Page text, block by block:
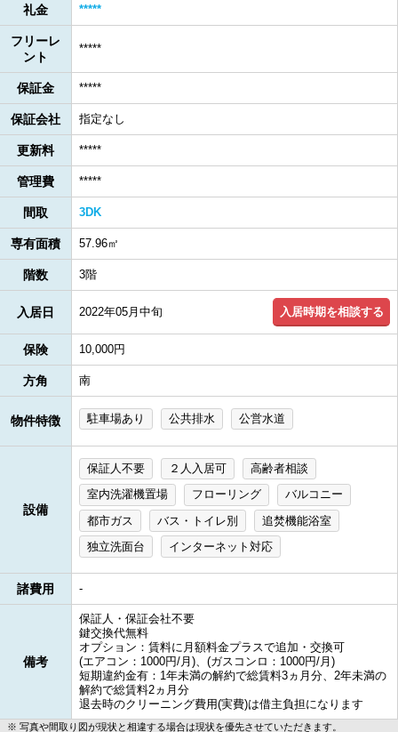
礼金 *****
フリーレ
ント
*****
保証金 *****
保証会社 指定なし
更新料 *****
管理費 *****
間取 3DK
専有面積 57.96㎡
階数 3階
入居日 2022年05月中旬 入居時期を相談する
保険 10,000円
方角 南
物件特徴 駐車場あり 公共排水 公営水道
設備
保証人不要 ２人入居可
高齢者相談
室内洗濯機置場
フローリング
バルコニー
都市ガス
バス・トイレ別
追焚機能浴室
独立洗面台
インターネット対応
諸費用 -
備考
保証人・保証会社不要
鍵交換代無料
オプション：賃料に月額料金プラスで追加・交換可
(エアコン：1000円/月)、(ガスコンロ：1000円/月)
短期違約金有：1年未満の解約で総賃料3ヵ月分、2年未満の
解約で総賃料2ヵ月分
退去時のクリーニング費用(実費)は借主負担になります
写真や間取り図が現状と相違する場合は現状を優先させていただきます。